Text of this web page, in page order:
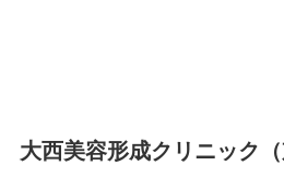
大西美容形成クリニック（